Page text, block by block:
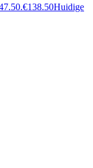
€138.50Huidige